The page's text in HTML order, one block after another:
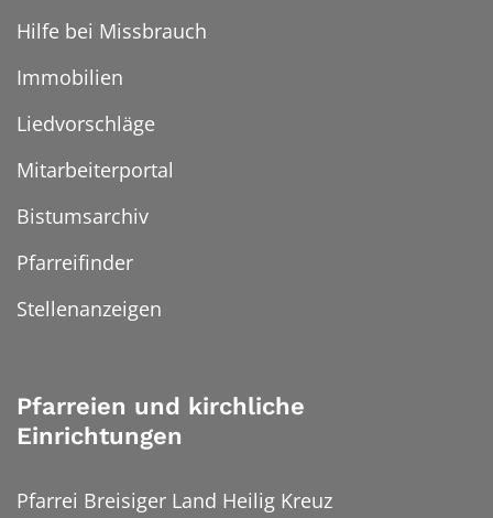
Hilfe bei Missbrauch
Immobilien
Liedvorschläge
Mitarbeiterportal
Bistumsarchiv
Pfarreifinder
Stellenanzeigen
Pfarreien und kirchliche
Einrichtungen
Pfarrei Breisiger Land Heilig Kreuz